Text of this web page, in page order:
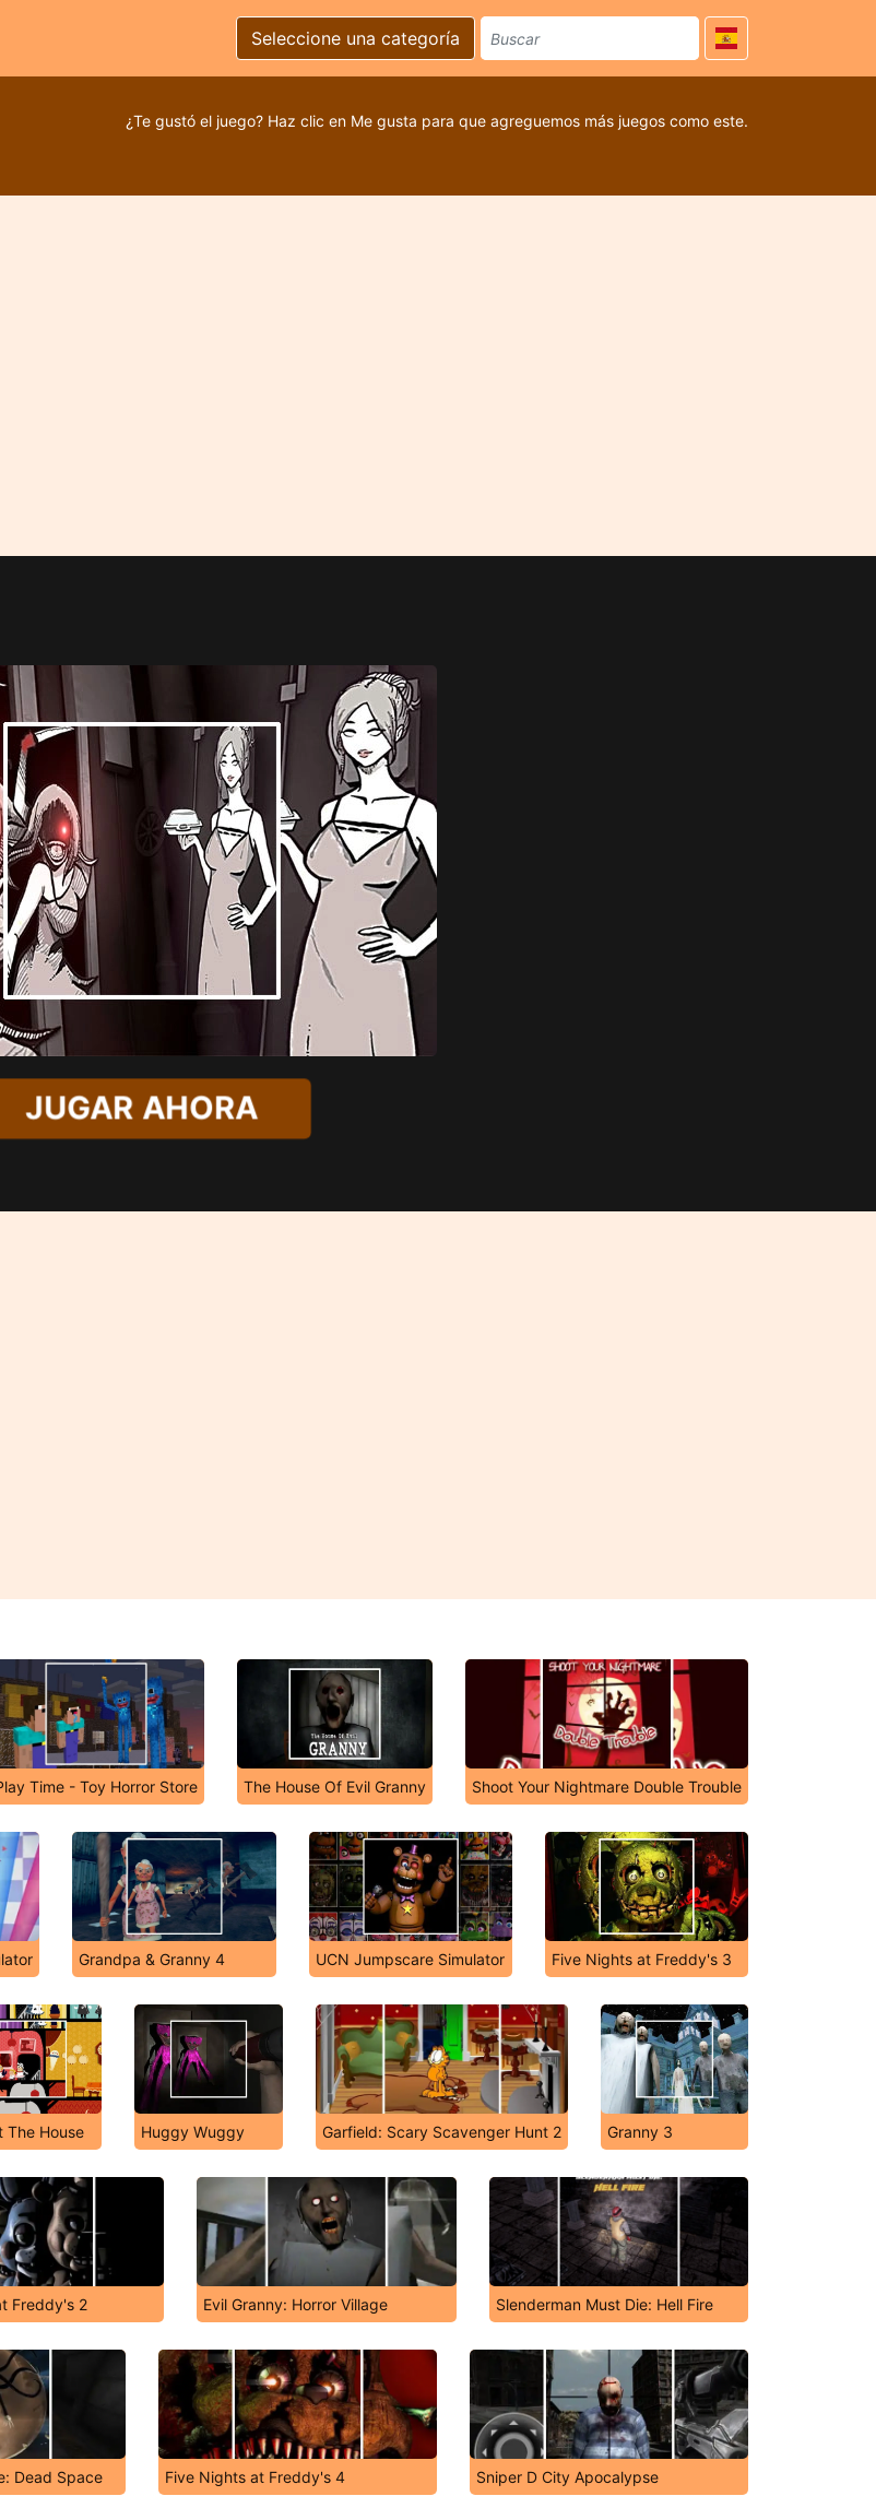
Seleccione una categoría
¿Te gustó el juego? Haz clic en Me gusta para que agreguemos más juegos como este.
JUGAR AHORA
Time - Toy Horror Store The House Of Evil Granny Shoot Your Nightmare Double Trouble
Grandpa & Granny 4 UCN Jumpscare Simulator Five Nights at Freddy's 3
The House Huggy Wuggy Garfield: Scary Scavenger Hunt 2 Granny 3
Freddy's 2 Evil Granny: Horror Village Slenderman Must Die: Hell Fire
Dead Space Five Nights at Freddy's 4 Sniper D City Apocalypse